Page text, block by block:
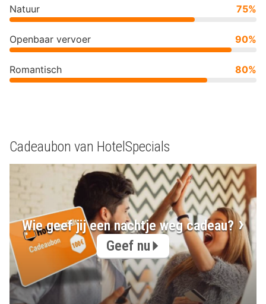
Natuur 75%
Openbaar vervoer 90%
Romantisch 80%
Cadeaubon van HotelSpecials
Wie geef jij een nachtje weg cadeau?
Geef nu